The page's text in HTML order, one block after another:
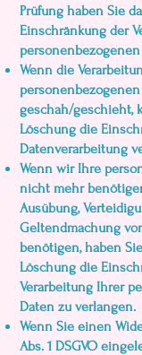
Prüfung haben Sie
Einschränkung der
Wenn die
geschah/geschieht,
Löschung die
Datenverarbeitung
Wenn wir Ihre
nicht mehr
Ausübung,
Geltendmachung
benötigen, haben
Löschung die
Verarbeitung Ihrer
Daten zu verlangen.
Wenn Sie einen
Abs. 1 DSGVO